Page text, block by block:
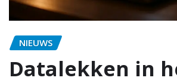
NIEUWS
Datalekken in